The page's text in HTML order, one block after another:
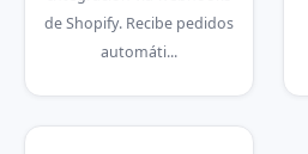
de Shopify. Recibe pedidos
automáti...